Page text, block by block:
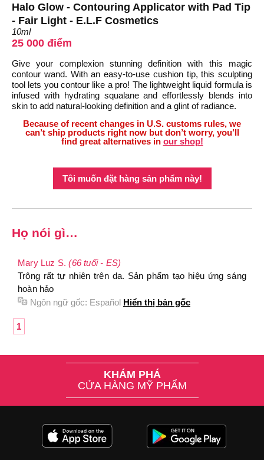
Halo Glow - Contouring Applicator with Pad Tip
- Fair Light - E.L.F Cosmetics
10ml
25 000 điểm
Give your complexion stunning definition with this magic
contour wand. With an easy-to-use cushion tip, this sculpting
tool lets you contour like a pro! The lightweight liquid formula is
infused with hydrating squalane and effortlessly blends into
skin to add natural-looking definition and a glint of radiance.
Because of recent changes in U.S. customs rules, we
can’t ship products right now but don’t worry, you’ll
find great alternatives in our shop!
Tôi muốn đặt hàng sản phẩm này!
Họ nói gì…
Mary Luz S.(66 tuổi - ES)
Trông rất tự nhiên trên da. Sản phẩm tạo hiệu ứng sáng
hoàn hảo
Ngôn ngữ gốc: Español Hiển thị bản gốc
1
KHÁM PHÁ
CỬA HÀNG MỸ PHẨM